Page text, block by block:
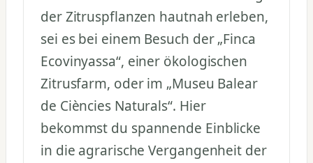
der Zitruspflanzen hautnah erleben,
sei es bei einem Besuch der „Finca
Ecovinyassa“, einer ökologischen
Zitrusfarm, oder im „Museu Balear
de Ciències Naturals“. Hier
bekommst du spannende Einblicke
in die agrarische Vergangenheit der